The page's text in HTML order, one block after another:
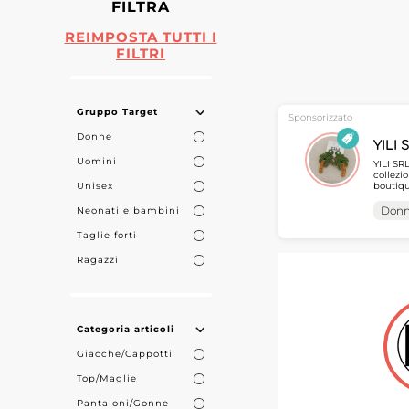
FILTRA
REIMPOSTA TUTTI I
FILTRI
Gruppo Target
Donne
Uomini
Unisex
Neonati e bambini
Taglie forti
Ragazzi
Categoria articoli
Giacche/Cappotti
Top/Maglie
Pantaloni/Gonne
Sponsorizzato
YILI
YILI